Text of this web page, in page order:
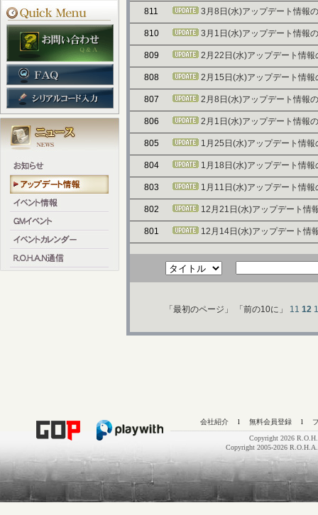
811 3月8日(水)アップデート情報
810 3月1日(水)アップデート情報
809 2月22日(水)アップデート情報
808 2月15日(水)アップデート情報
807 2月8日(水)アップデート情報
806 2月1日(水)アップデート情報
805 1月25日(水)アップデート情報
804 1月18日(水)アップデート情報
803 1月11日(水)アップデート情報
802 12月21日(水)アップデート情
801 12月14日(水)アップデート情
「最初のページ」 「前の10に」 11 12
会社紹介 l 無料会員登録 l
Copyright 2026
Copyright 2005-2026